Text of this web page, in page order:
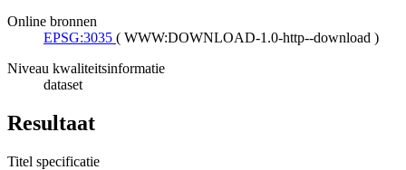
Online bronnen
EPSG:3035 ( WWW:DOWNLOAD-1.0-http--download )
Niveau kwaliteitsinformatie
dataset
Resultaat
Titel specificatie